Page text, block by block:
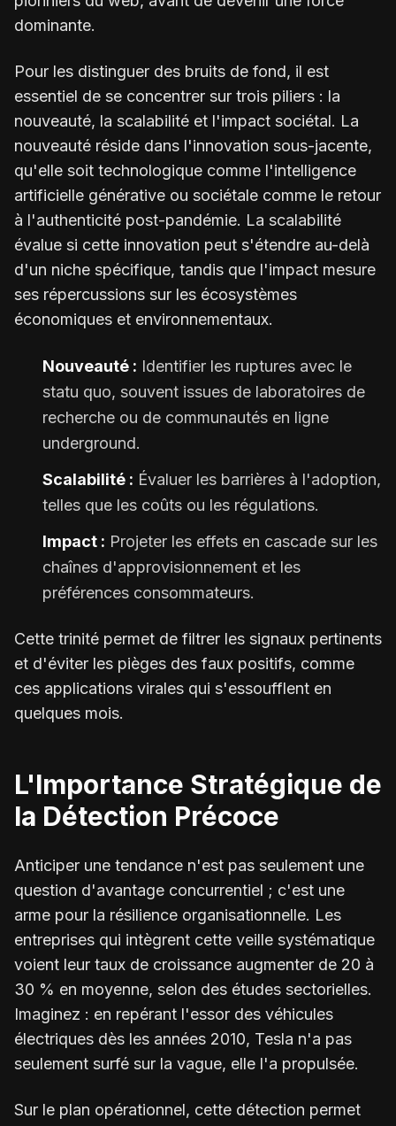
dominante.
Pour les distinguer des bruits de fond, il est
essentiel de se concentrer sur trois piliers : la
nouveauté, la scalabilité et l'impact sociétal. La
nouveauté réside dans l'innovation sous-jacente,
qu'elle soit technologique comme l'intelligence
artificielle générative ou sociétale comme le retour
à l'authenticité post-pandémie. La scalabilité
évalue si cette innovation peut s'étendre au-delà
d'un niche spécifique, tandis que l'impact mesure
ses répercussions sur les écosystèmes
économiques et environnementaux.
Nouveauté : Identifier les ruptures avec le
statu quo, souvent issues de laboratoires de
recherche ou de communautés en ligne
underground.
Scalabilité : Évaluer les barrières à l'adoption,
telles que les coûts ou les régulations.
Impact : Projeter les effets en cascade sur les
chaînes d'approvisionnement et les
préférences consommateurs.
Cette trinité permet de filtrer les signaux pertinents
et d'éviter les pièges des faux positifs, comme
ces applications virales qui s'essoufflent en
quelques mois.
L'Importance Stratégique de
la Détection Précoce
Anticiper une tendance n'est pas seulement une
question d'avantage concurrentiel ; c'est une
arme pour la résilience organisationnelle. Les
entreprises qui intègrent cette veille systématique
voient leur taux de croissance augmenter de 20 à
30 % en moyenne, selon des études sectorielles.
Imaginez : en repérant l'essor des véhicules
électriques dès les années 2010, Tesla n'a pas
seulement surfé sur la vague, elle l'a propulsée.
Sur le plan opérationnel, cette détection permet